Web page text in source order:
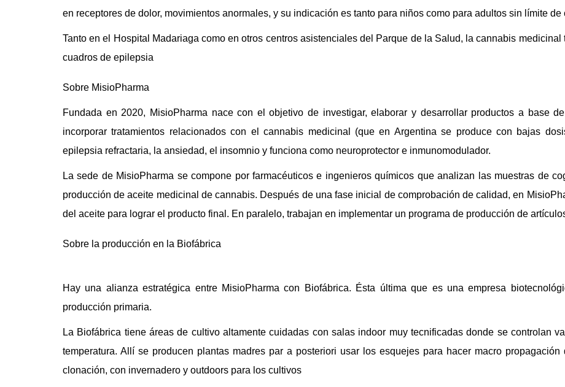
en receptores de dolor, movimientos anormales, y su indicación es tanto para niños como para adultos sin límite de
Tanto en el Hospital Madariaga como en otros centros asistenciales del Parque de la Salud, la cannabis medicinal
cuadros de epilepsia
Sobre MisioPharma
Fundada en 2020, MisioPharma nace con el objetivo de investigar, elaborar y desarrollar productos a base
incorporar tratamientos relacionados con el cannabis medicinal (que en Argentina se produce con bajas
epilepsia refractaria, la ansiedad, el insomnio y funciona como neuroprotector e inmunomodulador.
La sede de MisioPharma se compone por farmacéuticos e ingenieros químicos que analizan las muestras de
producción de aceite medicinal de cannabis. Después de una fase inicial de comprobación de calidad, en
del aceite para lograr el producto final. En paralelo, trabajan en implementar un programa de producción de
Sobre la producción en la Biofábrica
Hay una alianza estratégica entre MisioPharma con Biofábrica. Ésta última que es una empresa
producción primaria.
La Biofábrica tiene áreas de cultivo altamente cuidadas con salas indoor muy tecnificadas donde se controlan
temperatura. Allí se producen plantas madres par a posteriori usar los esquejes para hacer macro
clonación, con invernadero y outdoors para los cultivos